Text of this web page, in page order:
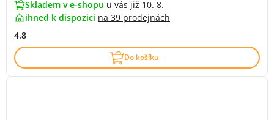
Skladem v e-shopu u vás již 10. 8.
ihned k dispozici na 39 prodejnách
4.8
Do košíku